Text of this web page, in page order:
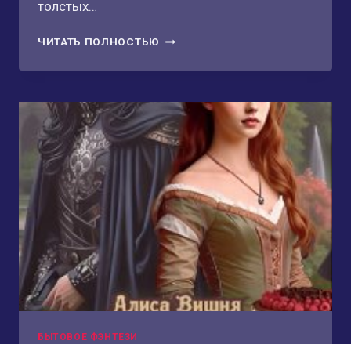
толстых…
ЧИТАТЬ ПОЛНОСТЬЮ НАСЛЕДНИЦА
ПУСТОШИ
БЫТОВОЕ ФЭНТЕЗИ